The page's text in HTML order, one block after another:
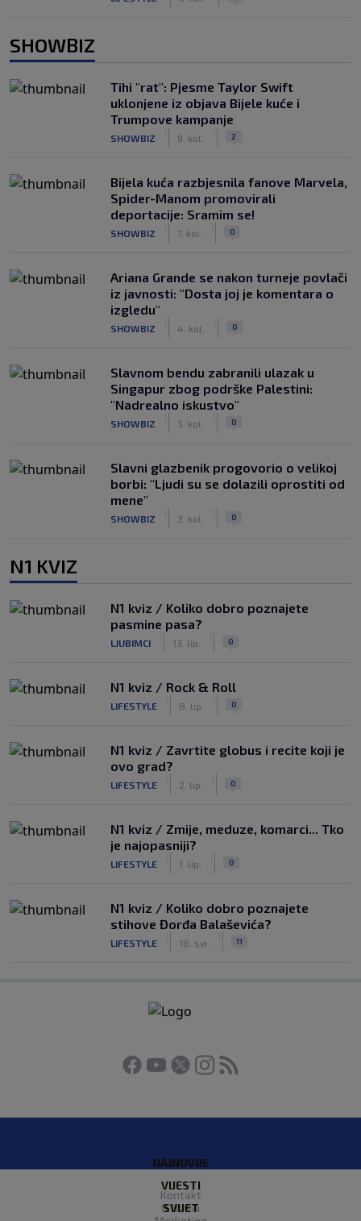
SHOWBIZ
Tihi "rat": Pjesme Taylor Swift
uklonjene iz objava Bijele kuće i
Trumpove kampanje
SHOWBIZ 9. kol. 2
Bijela kuća razbjesnila fanove Marvela,
Spider-Manom promovirali
deportacije: Sramim se!
SHOWBIZ 7. kol. 0
Ariana Grande se nakon turneje povlači
iz javnosti: "Dosta joj je komentara o
izgledu"
SHOWBIZ 4. kol. 0
Slavnom bendu zabranili ulazak u
Singapur zbog podrške Palestini:
"Nadrealno iskustvo"
SHOWBIZ 3. kol. 0
Slavni glazbenik progovorio o velikoj
borbi: "Ljudi su se dolazili oprostiti od
mene"
SHOWBIZ 3. kol. 0
N1 KVIZ
N1 kviz / Koliko dobro poznajete
pasmine pasa?
LJUBIMCI 13. lip. 0
N1 kviz / Rock & Roll
LIFESTYLE 8. lip. 0
N1 kviz / Zavrtite globus i recite koji je
ovo grad?
LIFESTYLE 2. lip. 0
N1 kviz / Zmije, meduze, komarci... Tko
je najopasniji?
LIFESTYLE 1. lip. 0
N1 kviz / Koliko dobro poznajete
stihove Đorđa Balaševića?
LIFESTYLE 18. svi. 11
NAJNOVIJE
VIJESTI
SVIJET
Kontakt
O Nama